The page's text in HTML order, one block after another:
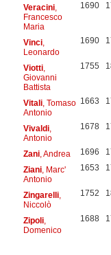
Veracini,
Francesco
Maria
1690
Vinci,
Leonardo
1690
Viotti,
Giovanni
Battista
1755
Vitali, Tomaso
Antonio
1663
Vivaldi,
Antonio
1678
Zani, Andrea 1696
Ziani, Marc'
Antonio
1653
Zingarelli,
Niccolò
1752
Zipoli,
Domenico
1688